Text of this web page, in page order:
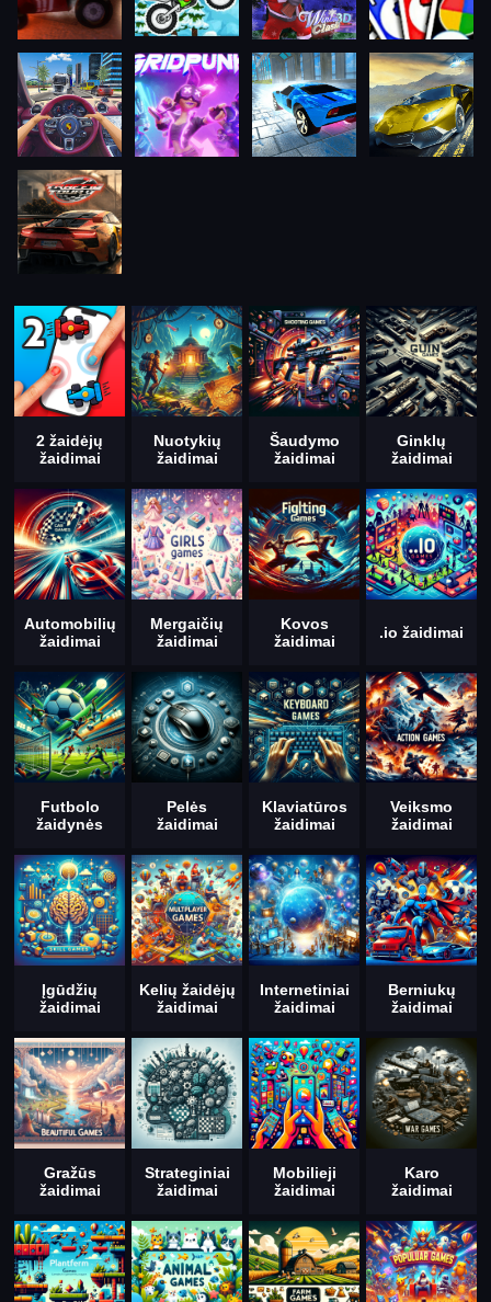
2 žaidėjų
žaidimai
Nuotykių
žaidimai
Šaudymo
žaidimai
Ginklų
žaidimai
Automobilių
žaidimai
Mergaičių
žaidimai
Kovos
žaidimai
.io žaidimai
Futbolo
žaidynės
Pelės
žaidimai
Klaviatūros
žaidimai
Veiksmo
žaidimai
Įgūdžių
žaidimai
Kelių žaidėjų
žaidimai
Internetiniai
žaidimai
Berniukų
žaidimai
Gražūs
žaidimai
Strateginiai
žaidimai
Mobilieji
žaidimai
Karo
žaidimai